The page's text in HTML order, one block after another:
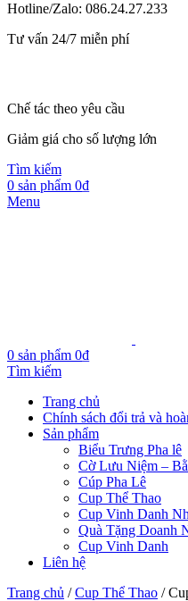
Hotline/Zalo: 086.24.27.233
Tư vấn 24/7 miễn phí
Chế tác theo yêu cầu
Giảm giá cho số lượng lớn
Tìm kiếm
0 sản phẩm 0₫
Menu
0 sản phẩm 0₫
Tìm kiếm
Trang chủ
Chính sách đổi trả và
Sản phẩm
Biểu Trưng Pha lê
Cờ Lưu Niệm –
Cúp Pha Lê
Cup Thể Thao
Cup Vinh Danh
Quà Tặng Doanh
Cup Vinh Danh
Liên hệ
Trang chủ /Cup Thể Thao /